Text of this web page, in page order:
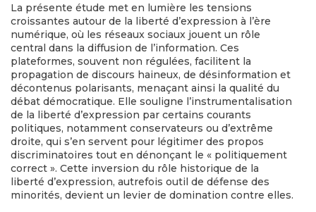
La présente étude met en lumière les tensions
croissantes autour de la liberté d’expression à l’ère
numérique, où les réseaux sociaux jouent un rôle
central dans la diffusion de l’information. Ces
plateformes, souvent non régulées, facilitent la
propagation de discours haineux, de désinformation et
décontenus polarisants, menaçant ainsi la qualité du
débat démocratique. Elle souligne l’instrumentalisation
de la liberté d’expression par certains courants
politiques, notamment conservateurs ou d’extrême
droite, qui s’en servent pour légitimer des propos
discriminatoires tout en dénonçant le « politiquement
correct ». Cette inversion du rôle historique de la
liberté d’expression, autrefois outil de défense des
minorités, devient un levier de domination contre elles.